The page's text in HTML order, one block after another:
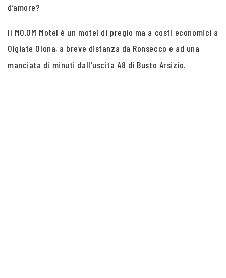
d’amore?
Il MO.OM Motel è un motel di pregio ma a costi economici a
Olgiate Olona, a breve distanza da Ronsecco e ad una
manciata di minuti dall’uscita A8 di Busto Arsizio.